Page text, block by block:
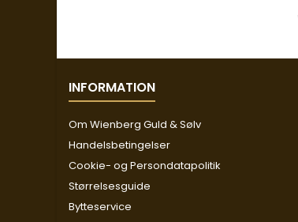
INFORMATION
Om Wienberg Guld & Sølv
Handelsbetingelser
Cookie- og Persondatapolitik
Størrelsesguide
Bytteservice